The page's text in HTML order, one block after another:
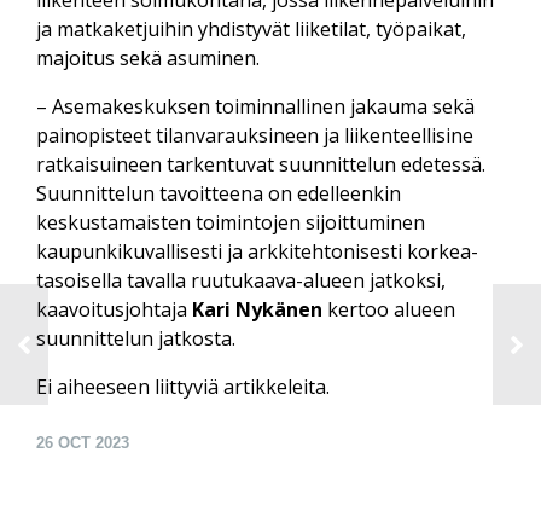
ja matka­ketjuihin yhdistyvät liike­tilat, työpaikat,
majoitus sekä asuminen.
– Asemakeskuksen toiminnallinen jakauma sekä
paino­pisteet tilan­varauksineen ja liikenteellisine
ratkaisuineen tarkentuvat suunnittelun edetessä.
Suunnittelun tavoitteena on edelleenkin
keskustamaisten toimintojen sijoittuminen
kaupunki­kuvallisesti ja arkki­tehtonisesti korkea­
tasoisella tavalla ruutukaava-alueen jatkoksi,
kaavoitusjohtaja Kari Nykänen kertoo alueen
suunnittelun jatkosta.
Ei aiheeseen liittyviä artikkeleita.
26 OCT 2023